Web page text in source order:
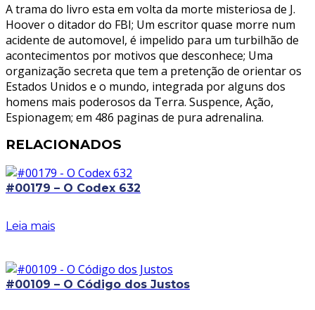
A trama do livro esta em volta da morte misteriosa de J.
Hoover o ditador do FBI; Um escritor quase morre num
acidente de automovel, é impelido para um turbilhão de
acontecimentos por motivos que desconhece; Uma
organização secreta que tem a pretenção de orientar os
Estados Unidos e o mundo, integrada por alguns dos
homens mais poderosos da Terra. Suspence, Ação,
Espionagem; em 486 paginas de pura adrenalina.
RELACIONADOS
#00179 – O Codex 632
Leia mais
#00109 – O Código dos Justos